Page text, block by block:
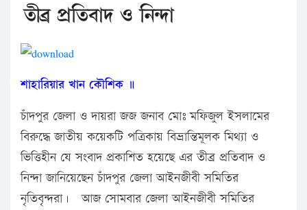
তীব্র প্রতিবাদ ও নিন্দা
শাহারিয়ার খান কৌশিক ॥
চাঁদপুর জেলা ও দায়রা জজ জনাব মোঃ মফিজুল ইসলামের
বিরুদ্ধে জাতীয় কয়েকটি পত্রিকায় বিভ্রান্তিমূলক মিথ্যা ও
ভিত্তিহীন যে সংবাদ প্রকাশিত হয়েছে এর তীব্র প্রতিবাদ ও
নিন্দা জানিয়েছেন চাঁদপুর জেলা আইনজীবী সমিতির
নৃতিবৃন্দরা। আজ সোমবার জেলা আইনজীবী সমিতির